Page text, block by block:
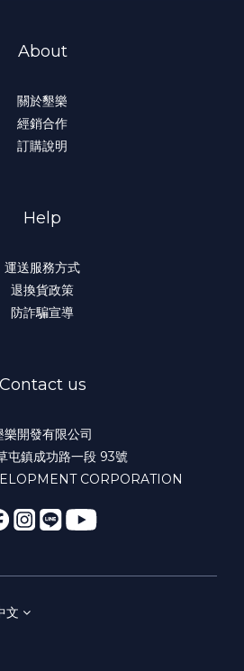
About
關於墾樂
經銷合作
訂購說明
Help
運送服務方式
退換貨政策
防詐騙宣導
Contact us
樂開發有限公司
屯鎮成功路一段 93號
CORPORATION
文